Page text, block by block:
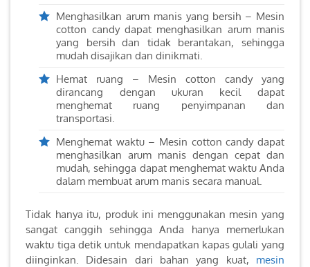
Menghasilkan arum manis yang bersih – Mesin
cotton candy dapat menghasilkan arum manis
yang bersih dan tidak berantakan, sehingga
mudah disajikan dan dinikmati.
Hemat ruang – Mesin cotton candy yang
dirancang dengan ukuran kecil dapat
menghemat ruang penyimpanan dan
transportasi.
Menghemat waktu – Mesin cotton candy dapat
menghasilkan arum manis dengan cepat dan
mudah, sehingga dapat menghemat waktu Anda
dalam membuat arum manis secara manual.
Tidak hanya itu, produk ini menggunakan mesin yang
sangat canggih sehingga Anda hanya memerlukan
waktu tiga detik untuk mendapatkan kapas gulali yang
diinginkan. Didesain dari bahan yang kuat, mesin